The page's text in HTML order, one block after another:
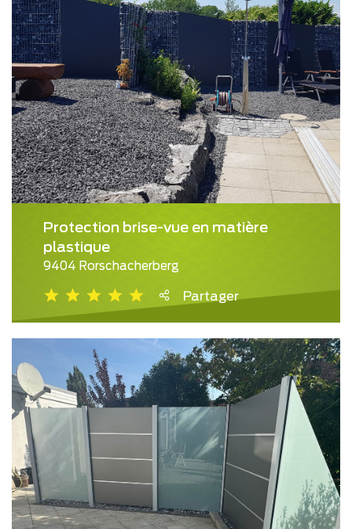
Protection brise-vue en matière
plastique
9404 Rorschacherberg
Partager